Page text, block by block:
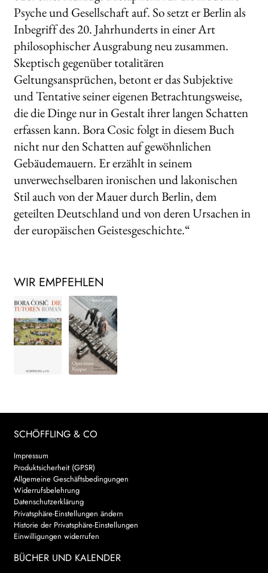
Psyche und Gesellschaft auf. So setzt er Berlin als
Inbegriff des 20. Jahrhunderts in einer Art
philosophischer Ausgrabung neu zusammen.
Skeptisch gegenüber totalitären
Geltungsansprüchen, betont er das Subjektive
und Tentative seiner eigenen Betrachtungsweise,
die die Dinge nur in Gestalt ihrer langen Schatten
erfassen kann. Bora Cosic folgt in diesem Buch
nicht nur den Schatten auf gewöhnlichen
Gebäudemauern. Er erzählt in seinem
unverwechselbaren ironischen und lakonischen
Stil auch von der Mauer durch Berlin, dem
geteilten Deutschland und von deren Ursachen in
der europäischen Geistesgeschichte.“
WIR EMPFEHLEN
SCHÖFFLING & CO
Impressum
Produktsicherheit (GPSR)
Allgemeine Geschäftsbedingungen
Widerrufsbelehrung
Datenschutzerklärung
Privatsphäre-Einstellungen ändern
Historie der Privatsphäre-Einstellungen
Einwilligungen widerrufen
BÜCHER UND KALENDER